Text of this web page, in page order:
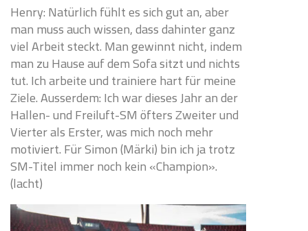
Henry: Natürlich fühlt es sich gut an, aber
man muss auch wissen, dass dahinter ganz
viel Arbeit steckt. Man gewinnt nicht, indem
man zu Hause auf dem Sofa sitzt und nichts
tut. Ich arbeite und trainiere hart für meine
Ziele. Ausserdem: Ich war dieses Jahr an der
Hallen- und Freiluft-SM öfters Zweiter und
Vierter als Erster, was mich noch mehr
motiviert. Für Simon (Märki) bin ich ja trotz
SM-Titel immer noch kein «Champion».
(lacht)